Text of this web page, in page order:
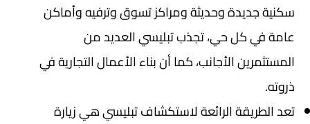
سكنية جديدة وحديثة ومراكز تسوق وترفيه وأماكن
عامة في كل حي، تجذب تبليسي العديد من
المستثمرين الأجانب، كما أن بناء الأعمال التجارية في
ذروته.
تعد الطريقة الرائعة لاستكشاف تبليسي هي زيارة